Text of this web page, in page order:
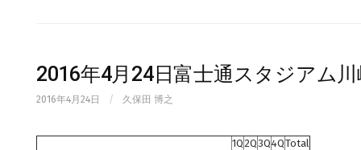
2016年4月24日富士通スタジアム
2016年4月24日 / 久保田 博之
1Q2Q3Q4QTotal